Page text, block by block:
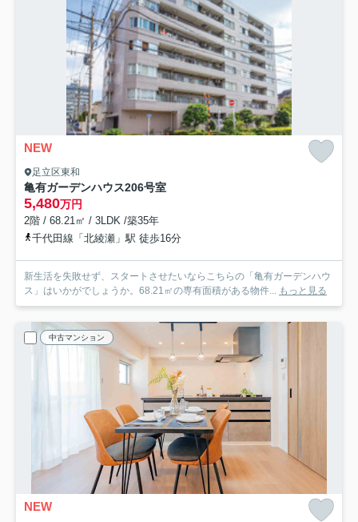
NEW
足立区東和
亀有ガーデンハウス206号室
5,480万円
2階 / 68.21㎡ / 3LDK /築35年
千代田線「北綾瀬」駅 徒歩16分
新生活を失敗せず、スタートさせたいならこちらの「亀有ガーデンハウ
ス」はいかがでしょうか。68.21㎡の専有面積がある物件... もっと見る
中古マンション
NEW